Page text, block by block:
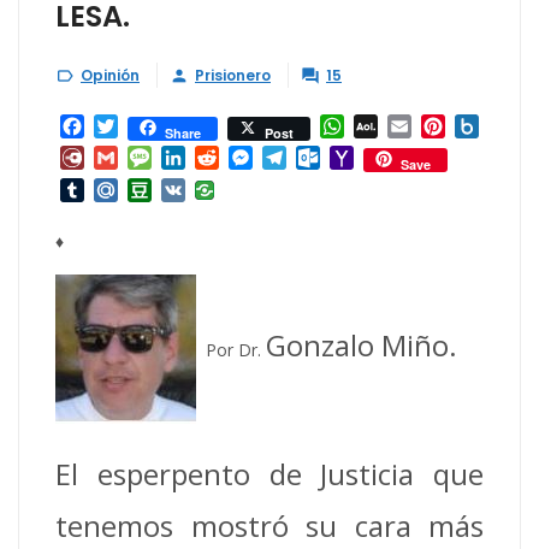
LESA.
 Opinión  Prisionero  15
Facebook
TwitterShare Post WhatsApp
AOL
Mail
Email Pinterest
Diary.RuGmailMessage
LinkedInRedditMessenger
TelegramOutlook.com
YahooSave
TumblrMail.RuDouban
VK
♦
Por Dr. Gonzalo Miño.
El esperpento de Justicia que
tenemos mostró su cara más